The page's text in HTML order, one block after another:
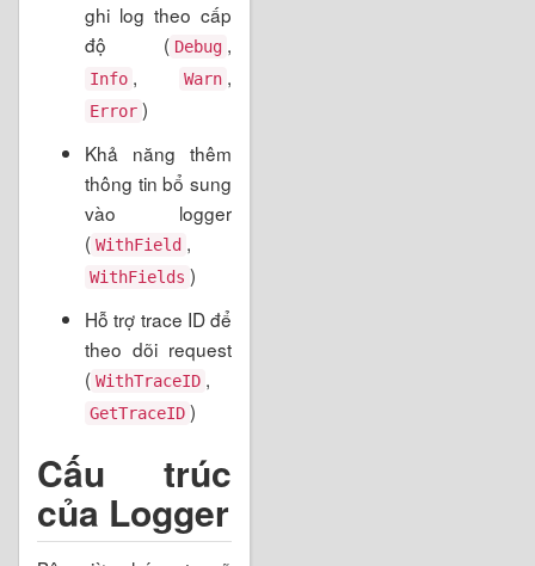
ghi log theo cấp
độ ( Debug ,
Info , Warn ,
Error )
Khả năng thêm
thông tin bổ sung
vào logger
( WithField ,
WithFields )
Hỗ trợ trace ID để
theo dõi request
( WithTraceID ,
GetTraceID )
Cấu trúc
của Logger